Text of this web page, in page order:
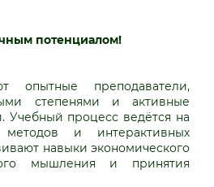
потенциалом!
опытные преподаватели,
степенями и активные
Учебный процесс ведётся на
и интерактивных
навыки экономического
мышления и принятия